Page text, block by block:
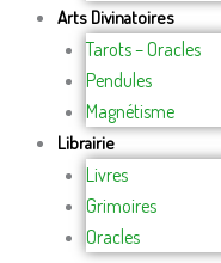
Arts Divinatoires
Tarots – Oracles
Pendules
Magnétisme
Librairie
Livres
Grimoires
Oracles